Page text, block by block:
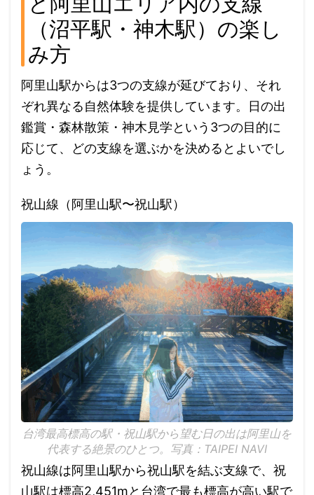
（沼平駅・神木駅）の楽し
み方
阿里山駅からは3つの支線が延びており、それ
ぞれ異なる自然体験を提供しています。日の出
鑑賞・森林散策・神木見学という3つの目的に
応じて、どの支線を選ぶかを決めるとよいでし
ょう。
祝山線（阿里山駅〜祝山駅）
台湾最高標高の駅・祝山駅から望む日の出は阿里山を
代表する絶景のひとつ。写真：TAIPEI NAVI
祝山線は阿里山駅から祝山駅を結ぶ支線で、祝
山駅は標高2,451mと台湾で最も標高が高い駅で